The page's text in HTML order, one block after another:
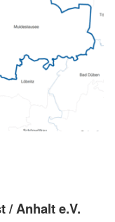
/ Anhalt e.V.